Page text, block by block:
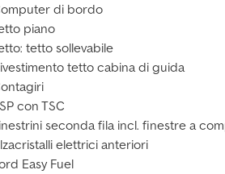
di bordo
piano
tetto sollevabile
tetto cabina di guida
con TSC
seconda fila incl. finestre a
elettrici anteriori
Easy Fuel